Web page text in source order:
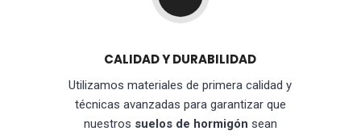
CALIDAD Y DURABILIDAD
Utilizamos materiales de primera calidad y
técnicas avanzadas para garantizar que
nuestros suelos de hormigón sean